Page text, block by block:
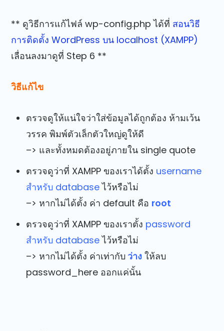
** ดูวิธีการแก้ไฟล์ wp-config.php ได้ที่ สอนวิธี
การติดตั้ง WordPress บน localhost (XAMPP)
เลื่อนลงมาดูที่ Step 6 **
วิธีแก้ไข
ตรวจดูให้แน่ใจว่าใส่ข้อมูลได้ถูกต้อง ห้ามเว้น
วรรค พิมพ์ตัวเล็กตัวใหญ่ดูให้ดี
–> และทั้งหมดต้องอยู่ภายใน single quote
ตรวจดูว่าที่ XAMPP ของเราได้ตั้ง username
สำหรับ databaseไว้หรือไม่
–> หากไม่ได้ตั้ง ค่า default คือ root
ตรวจดูว่าที่ XAMPP ของเราตั้ง password
สำหรับ databaseไว้หรือไม่
–> หากไม่ได้ตั้ง ค่าเท่ากับ ว่าง ให้ลบ
password_here ออกแค่นั้น